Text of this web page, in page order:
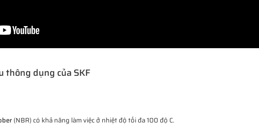
thông dụng của SKF
(NBR) có khả năng làm việc ở nhiệt độ tối đa 100 độ C.